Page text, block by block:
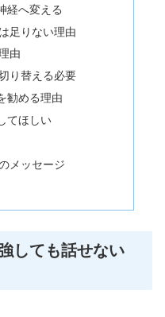
経へ変える
足りない理由
由
り替える必要
勧める理由
てほしい
メッセージ
しても話せない